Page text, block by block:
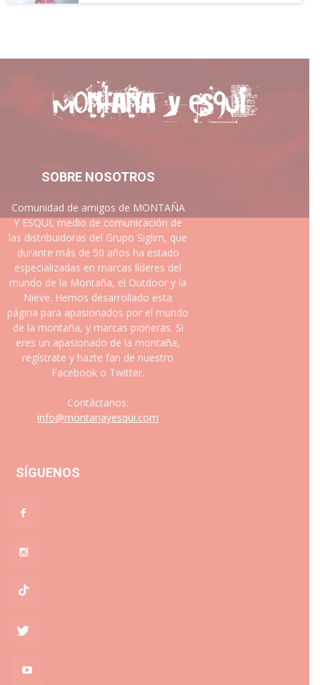
SOBRE NOSOTROS
Comunidad de amigos de MONTAÑA
Y ESQUI, medio de comunicación de
las distribuidoras del Grupo Siglim, que
durante más de 50 años ha estado
especializadas en marcas líderes del
mundo de la Montaña, el Outdoor y la
Nieve. Hemos desarrollado esta
página para apasionados por el mundo
de la montaña, y marcas pioneras. Si
eres un apasionado de la montaña,
regístrate y hazte fan de nuestro
Facebook o Twitter.
Contáctanos:
info@montanayesqui.com
SÍGUENOS